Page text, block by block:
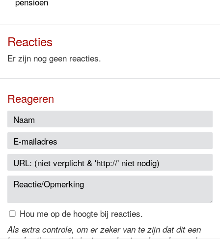
Reacties
Er zijn nog geen reacties.
Reageren
Hou me op de hoogte bij reacties.
Als extra controle, om er zeker van te zijn dat dit een